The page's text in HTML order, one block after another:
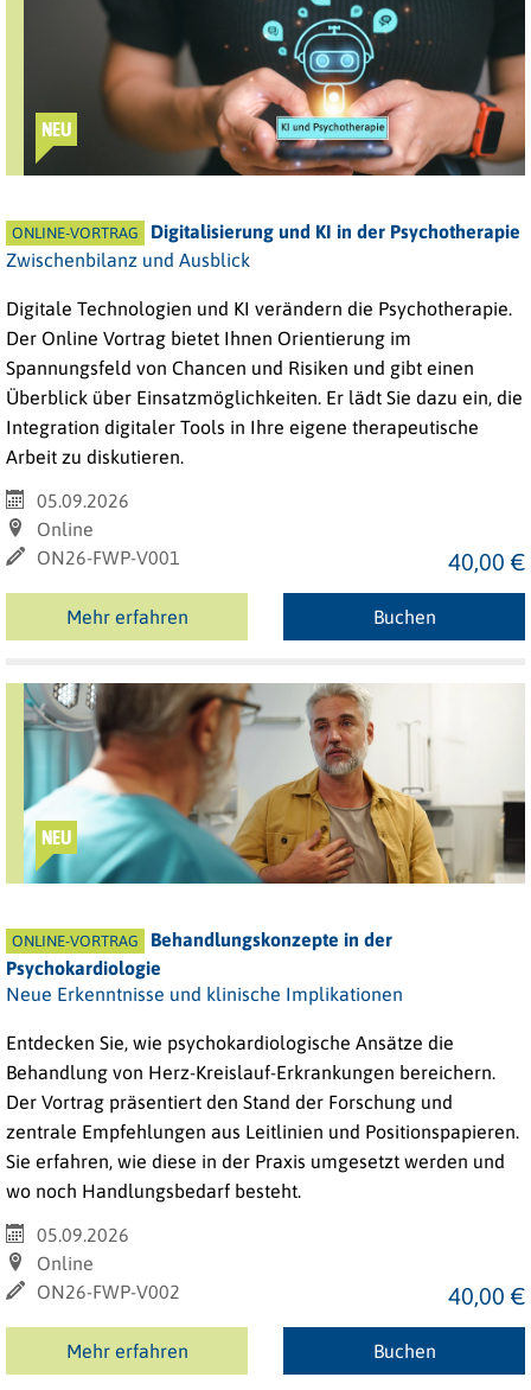
NEU
ONLINE-VORTRAG
Digitalisierung und KI in der Psychotherapie
Zwischenbilanz und Ausblick
Digitale Technologien und KI verändern die Psychotherapie.
Der Online Vortrag bietet Ihnen Orientierung im
Spannungsfeld von Chancen und Risiken und gibt einen
Überblick über Einsatzmöglichkeiten. Er lädt Sie dazu ein, die
Integration digitaler Tools in Ihre eigene therapeutische
Arbeit zu diskutieren.
05.09.2026
Online
ON26-FWP-V001
40,00 €
Mehr erfahren Buchen
NEU
ONLINE-VORTRAG
Behandlungskonzepte in der
Psychokardiologie
Neue Erkenntnisse und klinische Implikationen
Entdecken Sie, wie psychokardiologische Ansätze die
Behandlung von Herz-Kreislauf-Erkrankungen bereichern.
Der Vortrag präsentiert den Stand der Forschung und
zentrale Empfehlungen aus Leitlinien und Positionspapieren.
Sie erfahren, wie diese in der Praxis umgesetzt werden und
wo noch Handlungsbedarf besteht.
05.09.2026
Online
ON26-FWP-V002
40,00 €
Mehr erfahren Buchen